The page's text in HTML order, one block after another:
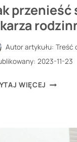
przenieść
Autor artykułu: Treść
2023-11-23
WIĘCEJ JAK